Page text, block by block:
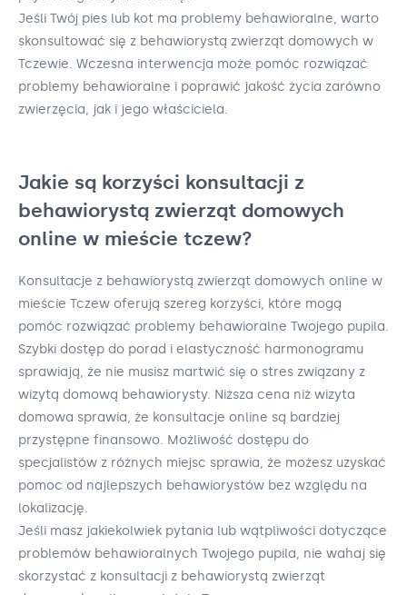
Jeśli Twój pies lub kot ma problemy behawioralne, warto
skonsultować się z behawiorystą zwierząt domowych w
Tczewie. Wczesna interwencja może pomóc rozwiązać
problemy behawioralne i poprawić jakość życia zarówno
zwierzęcia, jak i jego właściciela.
Jakie są korzyści konsultacji z
behawiorystą zwierząt domowych
online w mieście tczew?
Konsultacje z behawiorystą zwierząt domowych online w
mieście Tczew oferują szereg korzyści, które mogą
pomóc rozwiązać problemy behawioralne Twojego pupila.
Szybki dostęp do porad i elastyczność harmonogramu
sprawiają, że nie musisz martwić się o stres związany z
wizytą domową behawiorysty. Niższa cena niż wizyta
domowa sprawia, że konsultacje online są bardziej
przystępne finansowo. Możliwość dostępu do
specjalistów z różnych miejsc sprawia, że możesz uzyskać
pomoc od najlepszych behawiorystów bez względu na
lokalizację.
Jeśli masz jakiekolwiek pytania lub wątpliwości dotyczące
problemów behawioralnych Twojego pupila, nie wahaj się
skorzystać z konsultacji z behawiorystą zwierząt